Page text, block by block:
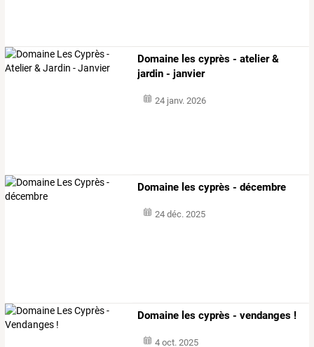
Domaine les cyprès - atelier &
jardin - janvier
24 janv. 2026
Domaine les cyprès - décembre
24 déc. 2025
Domaine les cyprès - vendanges !
4 oct. 2025